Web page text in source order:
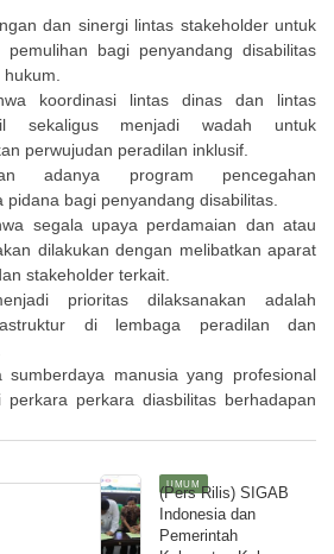
dan sinergi lintas stakeholder untuk
pemulihan bagi penyandang disabilitas
koordinasi lintas dinas dan lintas
sekaligus menjadi wadah untuk
perwujudan peradilan inklusif.
adanya program pencegahan
pidana bagi penyandang disabilitas.
segala upaya perdamaian dan atau
dilakukan dengan melibatkan aparat
stakeholder terkait.
prioritas dilaksanakan adalah
di lembaga peradilan dan
sumberdaya manusia yang profesional
perkara perkara diasbilitas berhadapan
UMUM
(Pers Rilis) SIGAB
Indonesia dan
Pemerintah